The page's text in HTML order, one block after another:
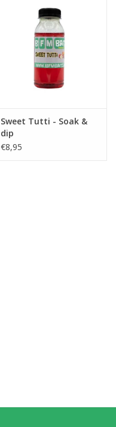
Sweet Tutti - Soak &
dip
€8,95